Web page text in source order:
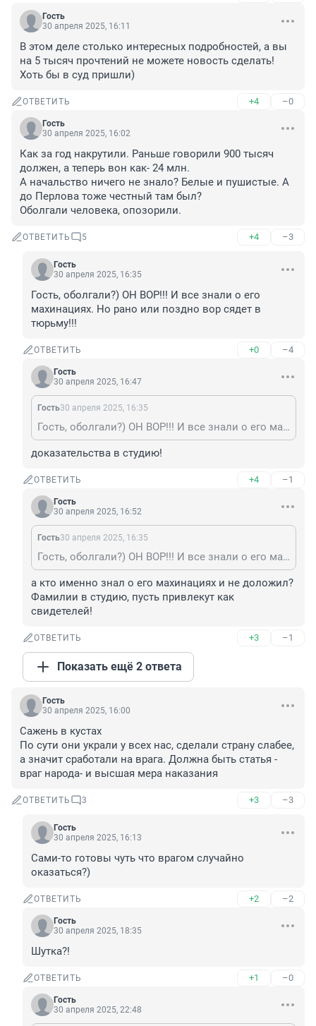
Гость
30 апреля 2025, 16:11
В этом деле столько интересных подробностей, а вы
на 5 тысяч прочтений не можете новость сделать!
Хоть бы в суд пришли)
ОТВЕТИТЬ +4 –0
Гость
30 апреля 2025, 16:02
Как за год накрутили. Раньше говорили 900 тысяч
должен, а теперь вон как- 24 млн.
А начальство ничего не знало? Белые и пушистые. А
до Перлова тоже честный там был?
Оболгали человека, опозорили.
ОТВЕТИТЬ 5 +4 –3
Гость
30 апреля 2025, 16:35
Гость, оболгали?) ОН ВОР!!! И все знали о его
махинациях. Но рано или поздно вор сядет в
тюрьму!!!
ОТВЕТИТЬ +0 –4
Гость
30 апреля 2025, 16:47
Гость30 апреля 2025, 16:35
Гость, оболгали?) ОН ВОР!!! И все знали о его махинациях. Но рано или поздно вор сядет в тюрьму!!!
доказательства в студию!
ОТВЕТИТЬ +4 –1
Гость
30 апреля 2025, 16:52
Гость30 апреля 2025, 16:35
Гость, оболгали?) ОН ВОР!!! И все знали о его махинациях. Но рано или поздно вор сядет в тюрьму!!!
а кто именно знал о его махинациях и не доложил?
Фамилии в студию, пусть привлекут как
свидетелей!
ОТВЕТИТЬ +3 –1
Показать ещё 2 ответа
Гость
30 апреля 2025, 16:00
Сажень в кустах
По сути они украли у всех нас, сделали страну слабее,
а значит сработали на врага. Должна быть статья -
враг народа- и высшая мера наказания
ОТВЕТИТЬ 3 +3 –3
Гость
30 апреля 2025, 16:13
Сами-то готовы чуть что врагом случайно
оказаться?)
ОТВЕТИТЬ +2 –2
Гость
30 апреля 2025, 18:35
Шутка?!
ОТВЕТИТЬ +1 –0
Гость
30 апреля 2025, 22:48